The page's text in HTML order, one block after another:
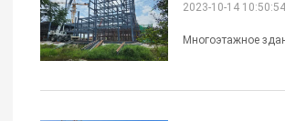
2023-10-14 10:50:54
Многоэтажное